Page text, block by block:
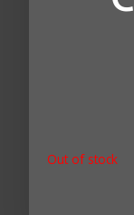
Out of stock